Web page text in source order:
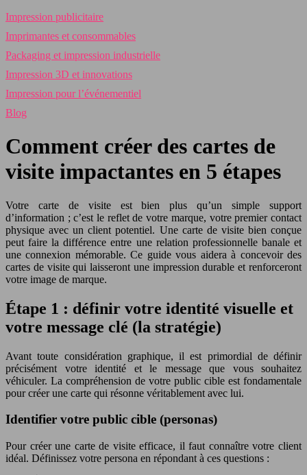
Impression publicitaire
Imprimantes et consommables
Packaging et impression industrielle
Impression 3D et innovations
Impression pour l’événementiel
Blog
Comment créer des cartes de
visite impactantes en 5 étapes
Votre carte de visite est bien plus qu’un simple support
d’information ; c’est le reflet de votre marque, votre premier contact
physique avec un client potentiel. Une carte de visite bien conçue
peut faire la différence entre une relation professionnelle banale et
une connexion mémorable. Ce guide vous aidera à concevoir des
cartes de visite qui laisseront une impression durable et renforceront
votre image de marque.
Étape 1 : définir votre identité visuelle et
votre message clé (la stratégie)
Avant toute considération graphique, il est primordial de définir
précisément votre identité et le message que vous souhaitez
véhiculer. La compréhension de votre public cible est fondamentale
pour créer une carte qui résonne véritablement avec lui.
Identifier votre public cible (personas)
Pour créer une carte de visite efficace, il faut connaître votre client
idéal. Définissez votre persona en répondant à ces questions :